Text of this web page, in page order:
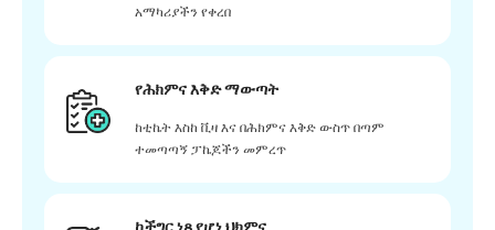
አማካሪያችን የቀረበ
የሕክምና እቅድ ማውጣት
ከቲኬት እስከ ቪዛ እና በሕክምና እቅድ ውስጥ በጣም
ተመጣጣኝ ፓኬጆችን መምረጥ